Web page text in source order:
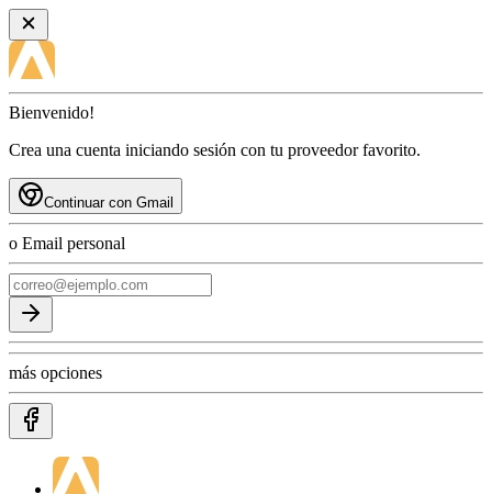
Bienvenido!
Crea una cuenta iniciando sesión con tu proveedor favorito.
Continuar con Gmail
o Email personal
más opciones